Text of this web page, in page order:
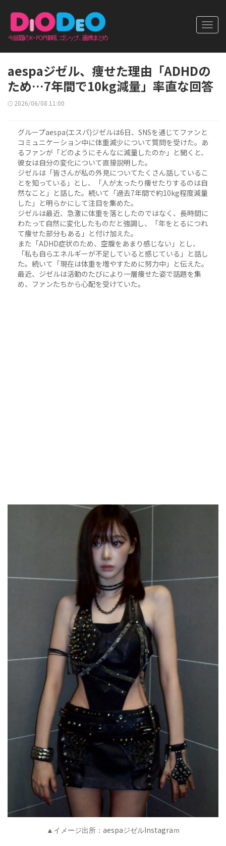
aespaジゼル、痩せた理由「ADHDの
ため…7年間で10kg減量」率直な回答
2026/06/08 11:00
グループaespa(エスパ)ジゼルは6日、SNSを通じてファンと
コミュニケーション中に体重減少について質問を受けた。あ
るファンが「どのようにそんなに減量したのか」と聞くと、
彼女は自分の変化について直接説明した。
ジゼルは「皆さんが私の外見についてたくさん話しているこ
とを知っている」とし、「人が太ったり痩せたりするのは自
然なこと」と話した。続いて「過去7年間で約10kg程度減量
した」と明らかにして注目を集めた。
ジゼルは最近、急激に体重を落としたのではなく、長時間に
わたって自然に変化したものだと強調し、「年をとるにつれ
て痩せた部分もある」と付け加えた。
また「ADHD症状のため、空腹をあまり感じない」とし、
「私も自らエネルギーが不足していると感じている」と話し
た。続いて「現在は体重を増やすために努力中」と伝えた。
最近、ジゼルは活動のたびにより一層痩せた姿で話題を集
め、ファンたちから心配を受けていた。
▲イメージ出所： aespaジゼルInstagra ｍ